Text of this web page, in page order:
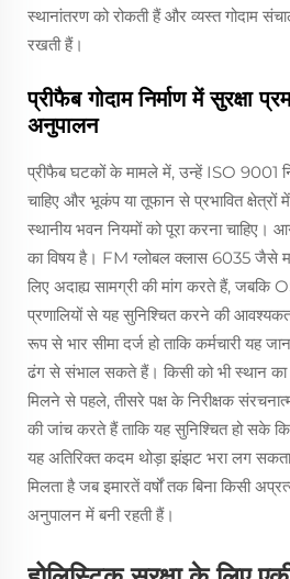
स्थानांतरण को रोकती हैं और व्यस्त गोदाम
रखती हैं।
प्रीफैब गोदाम निर्माण में सुरक्षा
अनुपालन
प्रीफैब घटकों के मामले में, उन्हें ISO 9001
चाहिए और भूकंप या तूफान से प्रभावित
स्थानीय भवन नियमों को पूरा करना चाहिए।
का विषय है। FM ग्लोबल क्लास 6035 जैसे
लिए अदाह्य सामग्री की मांग करते हैं, जबकि
प्रणालियों से यह सुनिश्चित करने की
रूप से भार सीमा दर्ज हो ताकि कर्मचारी यह
ढंग से संभाल सकते हैं। किसी को भी स्थान
मिलने से पहले, तीसरे पक्ष के निरीक्षक
की जांच करते हैं ताकि यह सुनिश्चित हो सके
यह अतिरिक्त कदम थोड़ा झंझट भरा लग
मिलता है जब इमारतें वर्षों तक बिना किसी
अनुपालन में बनी रहती हैं।